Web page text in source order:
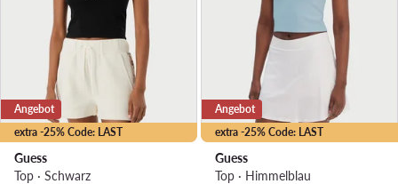
extra -25% Code: LAST
Angebot
Guess
Top · Schwarz
extra -25% Code: LAST
Angebot
Guess
Top · Himmelblau